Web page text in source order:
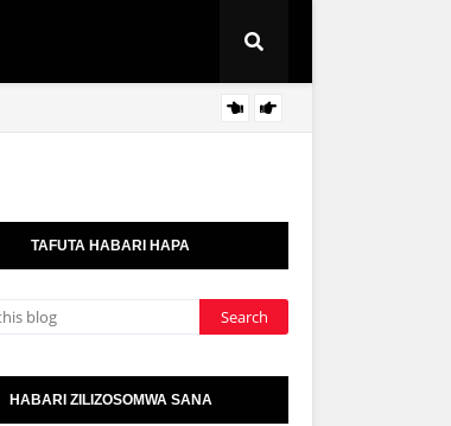
TAFUTA HABARI HAPA
HABARI ZILIZOSOMWA SANA